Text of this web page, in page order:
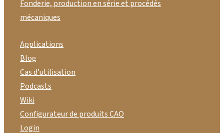
Fonderie, production en série et procédés
mécaniques
Applications
Blog
Cas d’utilisation
Podcasts
Wiki
Configurateur de produits CAO
Login